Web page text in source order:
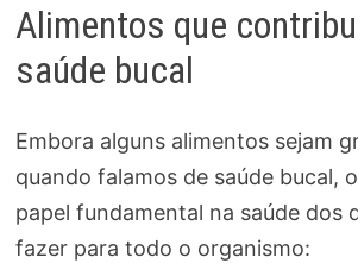
Alimentos que
saúde bucal
Embora alguns alimentos sejam
quando falamos de saúde bucal,
papel fundamental na saúde dos
fazer para todo o organismo: